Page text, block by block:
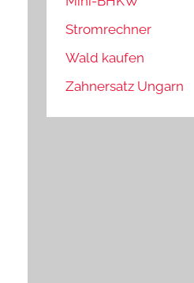
Stromrechner
Wald kaufen
Zahnersatz Ungarn